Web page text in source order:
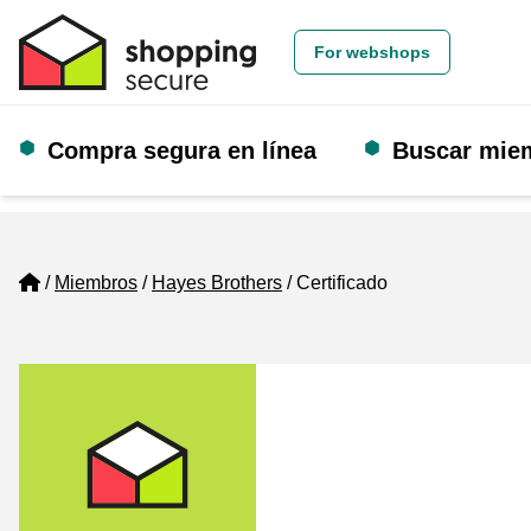
For webshops
Compra segura en línea Buscar
Home
Miembros Hayes Brothers Certificado